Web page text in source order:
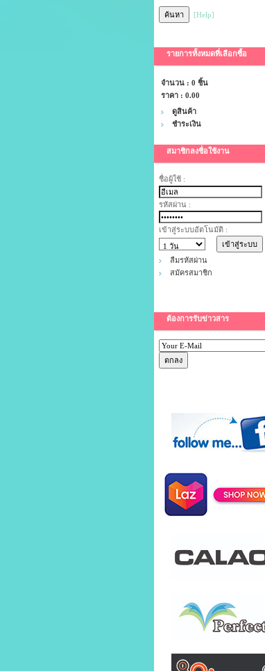
[Help]
รายการทั้งหมดที่เลือกซื้อ
จำนวน : 0 ชิ้น
ราคา : 0.00
ดูสินค้า
ชำระเงิน
สมาชิกลงชื่อใช้งาน
ชื่อผู้ใช้ :
รหัสผ่าน :
เข้าสู่ระบบอัตโนมัติ :
ลืมรหัสผ่าน
สมัครสมาชิก
ต้องการรับข่าวสาร